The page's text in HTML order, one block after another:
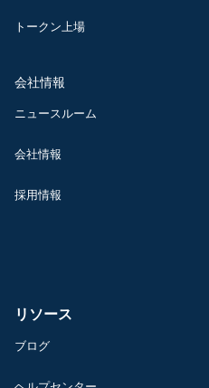
トークン上場
会社情報
ニュースルーム
会社情報
採用情報
リソース
ブログ